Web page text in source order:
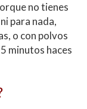
no tienes
para nada,
o con polvos
minutos haces